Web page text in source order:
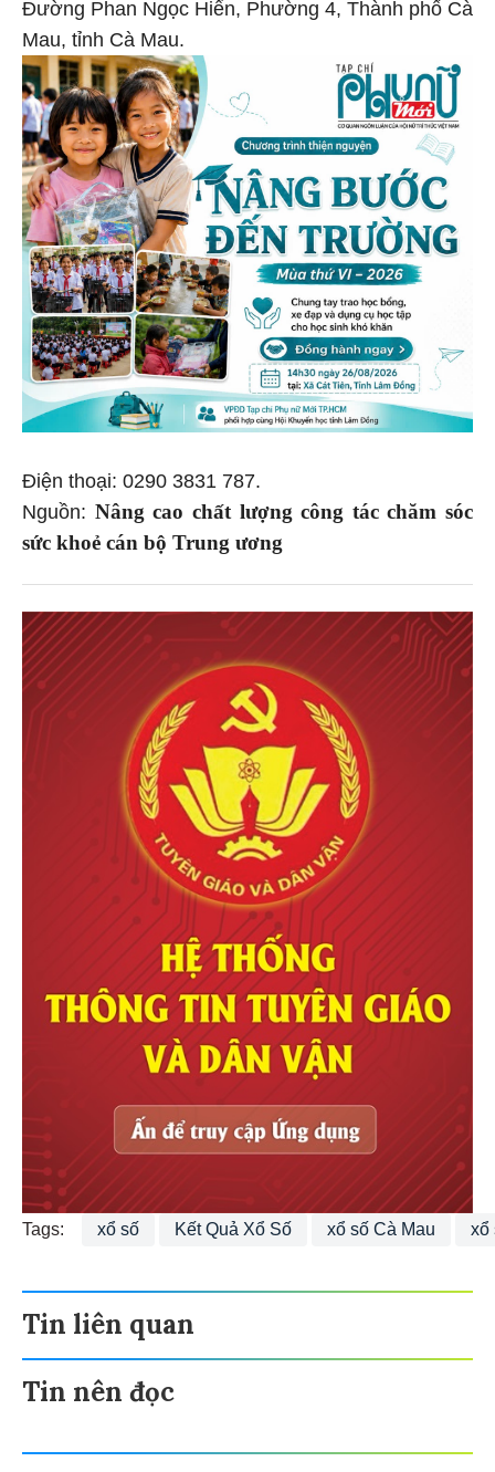
Đường Phan Ngọc Hiển, Phường 4, Thành phố Cà
Mau, tỉnh Cà Mau.
Điện thoại: 0290 3831 787.
Nguồn: Nâng cao chất lượng công tác chăm sóc
sức khoẻ cán bộ Trung ương
Tags: xổ số Kết Quả Xổ Số xổ số Cà Mau xổ
Tin liên quan
Tin nên đọc